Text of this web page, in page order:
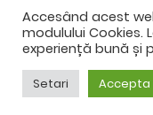
Accesând acest
modulului Cookies.
experiență bună și
Setari